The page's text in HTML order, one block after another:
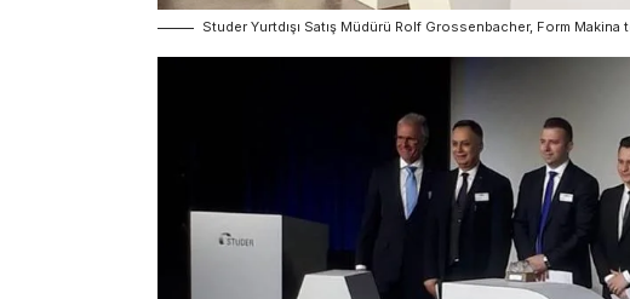
Studer Yurtdışı Satış Müdürü Rolf Grossenbacher, Form